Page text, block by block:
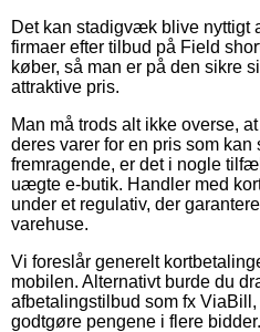
Det kan stadigvæk blive nyttigt
firmaer efter tilbud på Field
køber, så man er på den sikre
attraktive pris.
Man må trods alt ikke overse,
deres varer for en pris som
fremragende, er det i nogle
uægte e-butik. Handler med
under et regulativ, der
varehuse.
Vi foreslår generelt
mobilen. Alternativt burde du
afbetalingstilbud som fx
godtgøre pengene i flere bidder.